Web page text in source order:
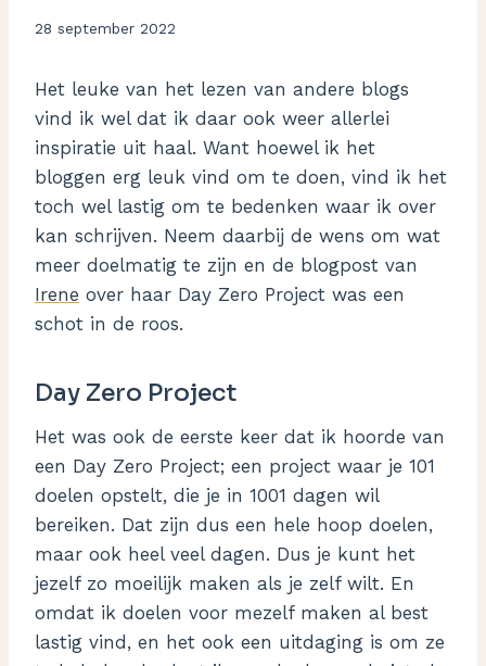
Door
28 september 2022
Het leuke van het lezen van andere blogs
vind ik wel dat ik daar ook weer allerlei
inspiratie uit haal. Want hoewel ik het
bloggen erg leuk vind om te doen, vind ik het
toch wel lastig om te bedenken waar ik over
kan schrijven. Neem daarbij de wens om wat
meer doelmatig te zijn en de blogpost van
Irene over haar Day Zero Project was een
schot in de roos.
Day Zero Project
Het was ook de eerste keer dat ik hoorde van
een Day Zero Project; een project waar je 101
doelen opstelt, die je in 1001 dagen wil
bereiken. Dat zijn dus een hele hoop doelen,
maar ook heel veel dagen. Dus je kunt het
jezelf zo moeilijk maken als je zelf wilt. En
omdat ik doelen voor mezelf maken al best
lastig vind, en het ook een uitdaging is om ze